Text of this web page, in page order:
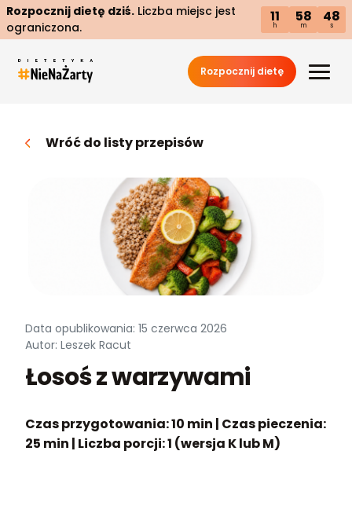
Rozpocznij dietę dziś. Liczba miejsc jest
ograniczona.
11
h
58
m
47
s
Rozpocznij dietę
Wróć do listy przepisów
Data opublikowania: 15 czerwca 2026
Autor: Leszek Racut
Łosoś z warzywami
Czas przygotowania: 10 min | Czas pieczenia:
25 min | Liczba porcji: 1 (wersja K lub M)